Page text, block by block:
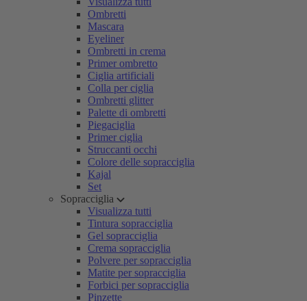
Ombretti
Mascara
Eyeliner
Ombretti in crema
Primer ombretto
Ciglia artificiali
Colla per ciglia
Ombretti glitter
Palette di ombretti
Piegaciglia
Primer ciglia
Struccanti occhi
Colore delle sopracciglia
Kajal
Set
Sopracciglia
Visualizza tutti
Tintura sopracciglia
Gel sopracciglia
Crema sopracciglia
Polvere per sopracciglia
Matite per sopracciglia
Forbici per sopracciglia
Pinzette